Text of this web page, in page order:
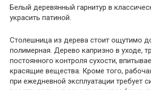
Белый деревянный гарнитур в
украсить патиной.
Столешница из дерева стоит ощутимо
полимерная. Дерево капризно в уходе,
постоянного контроля сухости,
красящие вещества. Кроме того,
при ежедневной эксплуатации требует